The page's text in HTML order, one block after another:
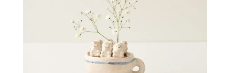
作家・ブランドから探す
配送について